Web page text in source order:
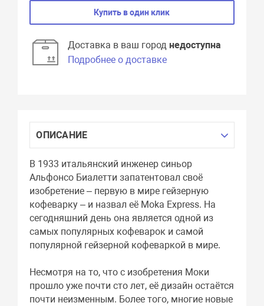
Купить в один клик
Доставка в ваш городнедоступна
Подробнее о доставке
ОПИСАНИЕ
В 1933 итальянский инженер синьор
Альфонсо Биалетти запатентовал своё
изобретение – первую в мире гейзерную
кофеварку – и назвал её Moka Express. На
сегодняшний день она является одной из
самых популярных кофеварок и самой
популярной гейзерной кофеваркой в мире.
Несмотря на то, что с изобретения Моки
прошло уже почти сто лет, её дизайн остаётся
почти неизменным. Более того, многие новые